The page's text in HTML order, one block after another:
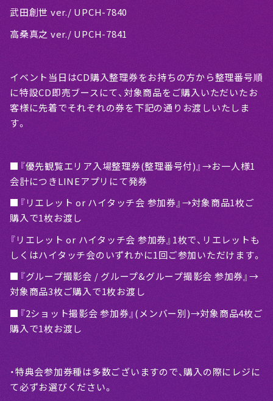
武田創世 ver./ UPCH-7840
高桑真之 ver./ UPCH-7841
イベント当日はCD購入整理券をお持ちの方から整理番号順
に特設CD即売ブースにて、対象商品をご購入いただいたお
客様に先着でそれぞれの券を下記の通りお渡しいたしま
す。
■『優先観覧エリア入場整理券(整理番号付)』→お一人様1
会計につきLINEアプリにて発券
■『リエレット or ハイタッチ会 参加券』→対象商品1枚ご
購入で1枚お渡し
『リエレット or ハイタッチ会 参加券』1枚で、リエレットも
しくはハイタッチ会のいずれかに1回ご参加いただけます。
■『グループ撮影会 / グループ&グループ撮影会 参加券』→
対象商品3枚ご購入で1枚お渡し
■『2ショット撮影会 参加券』(メンバー別)→対象商品4枚ご
購入で1枚お渡し
・特典会参加券種は多数ございますので、購入の際にレジに
て必ずお選びください。